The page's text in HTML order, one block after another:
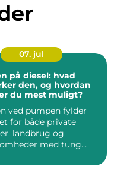
07. jul
på diesel: hvad
den, og hvordan
du mest muligt?
ved pumpen fylder
for både private
landbrug og
med tung